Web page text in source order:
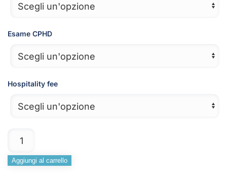
Esame CPHD
Hospitality fee
Pacchetto
SUPERIOR
Aggiungi al carrello